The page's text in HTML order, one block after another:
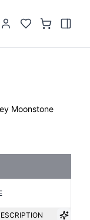
Moonstone